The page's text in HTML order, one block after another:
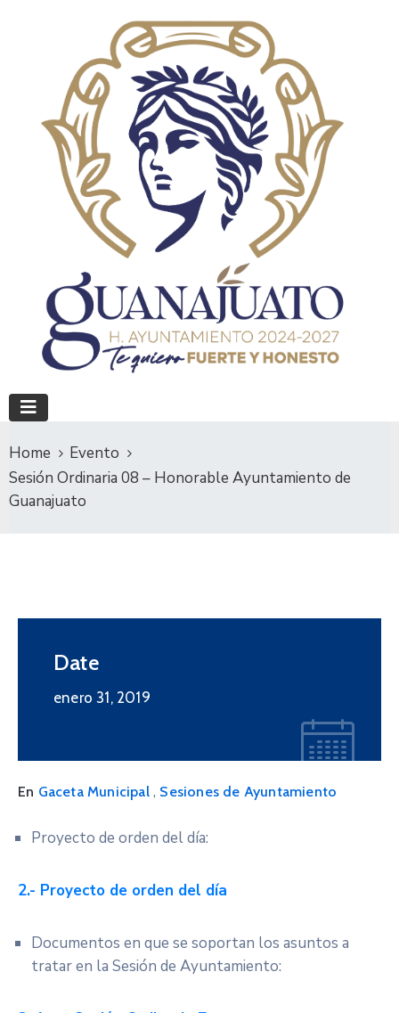
Home
Evento
Sesión Ordinaria 08 – Honorable Ayuntamiento de
Guanajuato
Date
enero 31, 2019
En Gaceta Municipal , Sesiones de Ayuntamiento
Proyecto de orden del día:
2.- Proyecto de orden del día
Documentos en que se soportan los asuntos a
tratar en la Sesión de Ayuntamiento: